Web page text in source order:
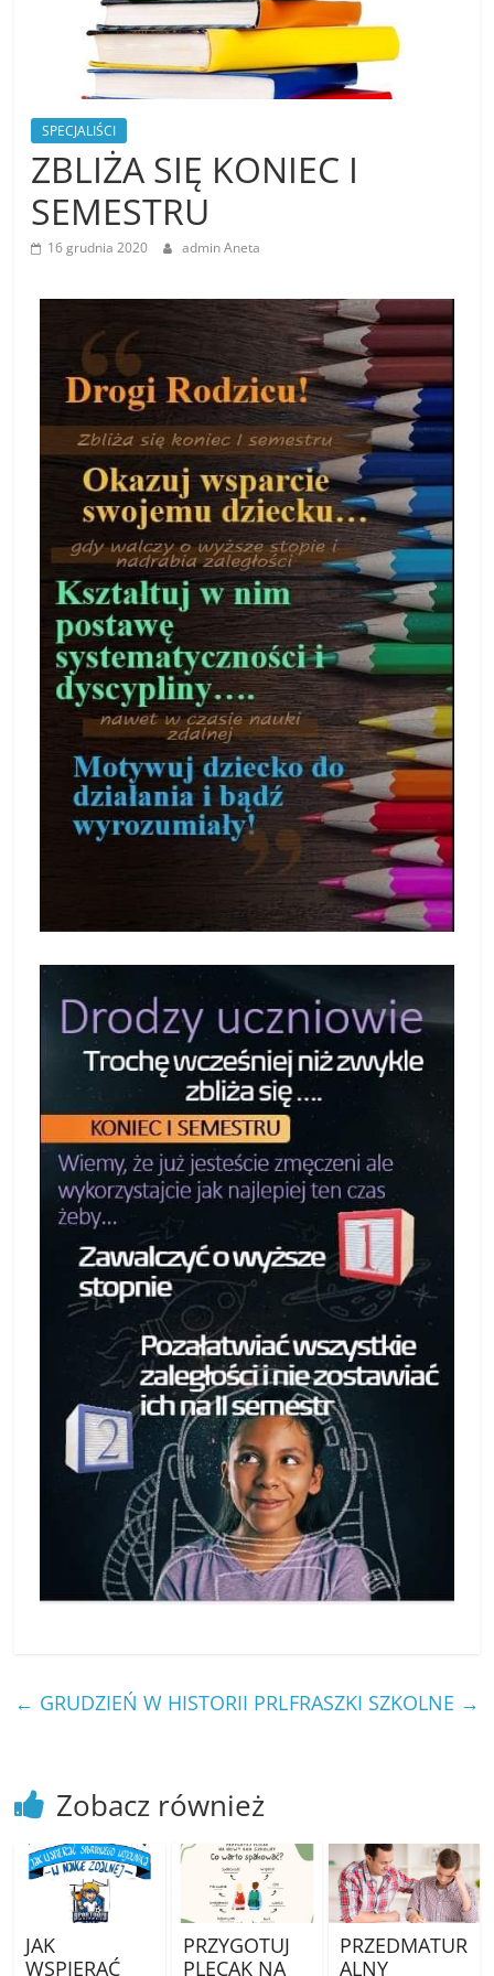
SPECJALIŚCI
ZBLIŻA SIĘ KONIEC I
SEMESTRU
16 grudnia 2020 admin Aneta
← GRUDZIEŃ W HISTORII PRLFRASZKI SZKOLNE →
Zobacz również
JAK
WSPIERAĆ
PRZYGOTUJ
PLECAK NA
PRZEDMATUR
ALNY